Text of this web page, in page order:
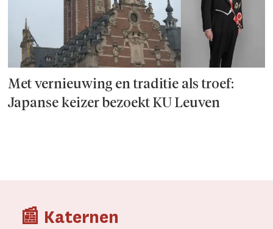
Met vernieuwing en traditie als troef:
Japanse keizer bezoekt KU Leuven
📰 Katernen